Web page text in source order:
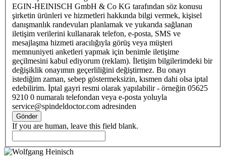
EGIN-HEINISCH GmbH & Co KG tarafından söz konusu
şirketin ürünleri ve hizmetleri hakkında bilgi vermek, kişisel
danışmanlık randevuları planlamak ve yukarıda sağlanan
iletişim verilerini kullanarak telefon, e-posta, SMS ve
mesajlaşma hizmeti aracılığıyla görüş veya müşteri
memnuniyeti anketleri yapmak için benimle iletişime
geçilmesini kabul ediyorum (reklam). İletişim bilgilerimdeki bir
değişiklik onayımın geçerliliğini değiştirmez. Bu onayı
istediğim zaman, sebep göstermeksizin, kısmen dahi olsa iptal
edebilirim. İptal gayri resmi olarak yapılabilir - örneğin 05625
9210 0 numaralı telefondan veya e-posta yoluyla
service@spindeldoctor.com adresinden
Gönder
If you are human, leave this field blank.